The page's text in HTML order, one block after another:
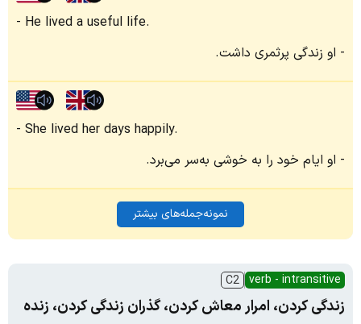
He lived a useful life.
او زندگی پرثمری داشت.
She lived her days happily.
او ایام خود را به خوشی به‌سر می‌برد.
نمونه‌جمله‌های بیشتر
verb - intransitive
C2
زندگی کردن، امرار معاش کردن، گذران زندگی کردن، زنده